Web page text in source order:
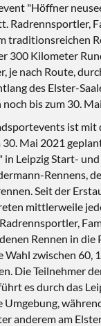
"Höffner
Radrennsportler,
traditionsreichen
300 Kilometer
je nach Route,
des Elster-
bis zum 30.
ist mit
30. Mai 2021
in Leipzig Start-
Rennens,
Seit der
mittlerweile
Rennen in die
zwischen 60,
Die Teilnehmer
es durch das
Umgebung,
anderem am